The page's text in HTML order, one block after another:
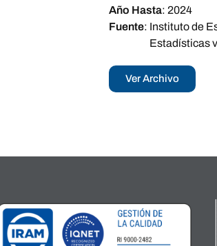
Año Hasta: 2024
Fuente: Instituto de
Estadísticas
Ver Archivo